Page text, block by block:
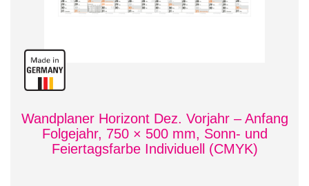
Wandplaner Horizont Dez. Vorjahr – Anfang
Folgejahr, 750 × 500 mm, Sonn- und
Feiertagsfarbe Individuell (CMYK)